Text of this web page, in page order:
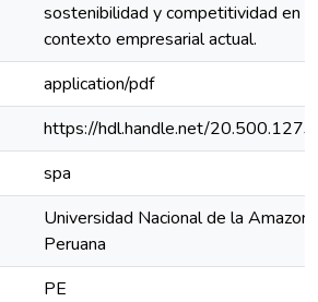
sostenibilidad y competitividad en el
contexto empresarial actual.
application/pdf
https://hdl.handle.net/
spa
Universidad Nacional de la
Peruana
PE